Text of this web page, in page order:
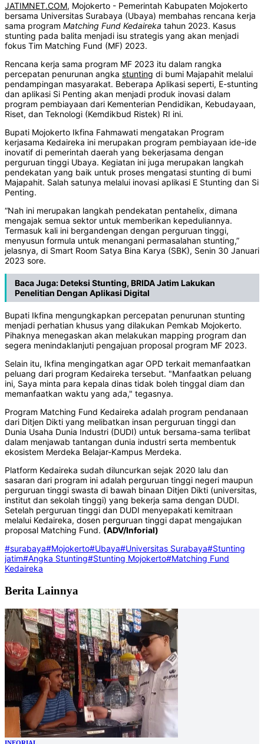
JATIMNET.COM, Mojokerto - Pemerintah Kabupaten Mojokerto
bersama Universitas Surabaya (Ubaya) membahas rencana kerja
sama program Matching Fund Kedaireka tahun 2023. Kasus
stunting pada balita menjadi isu strategis yang akan menjadi
fokus Tim Matching Fund (MF) 2023.
Rencana kerja sama program MF 2023 itu dalam rangka
percepatan penurunan angka stunting di bumi Majapahit melalui
pendampingan masyarakat. Beberapa Aplikasi seperti, E-stunting
dan aplikasi Si Penting akan menjadi produk inovasi dalam
program pembiayaan dari Kementerian Pendidikan, Kebudayaan,
Riset, dan Teknologi (Kemdikbud Ristek) RI ini.
Bupati Mojokerto Ikfina Fahmawati mengatakan Program
kerjasama Kedaireka ini merupakan program pembiayaan ide-ide
inovatif di pemerintah daerah yang bekerjasama dengan
perguruan tinggi Ubaya. Kegiatan ini juga merupakan langkah
pendekatan yang baik untuk proses mengatasi stunting di bumi
Majapahit. Salah satunya melalui inovasi aplikasi E Stunting dan Si
Penting.
“Nah ini merupakan langkah pendekatan pentahelix, dimana
mengajak semua sektor untuk memberikan kepeduliannya.
Termasuk kali ini bergandengan dengan perguruan tinggi,
menyusun formula untuk menangani permasalahan stunting,”
jelasnya, di Smart Room Satya Bina Karya (SBK), Senin 30 Januari
2023 sore.
Baca Juga:Deteksi Stunting, BRIDA Jatim Lakukan
Penelitian Dengan Aplikasi Digital
Bupati Ikfina mengungkapkan percepatan penurunan stunting
menjadi perhatian khusus yang dilakukan Pemkab Mojokerto.
Pihaknya menegaskan akan melakukan mapping program dan
segera menindaklanjuti pengajuan proposal program MF 2023.
Selain itu, Ikfina mengingatkan agar OPD terkait memanfaatkan
peluang dari program Kedaireka tersebut. "Manfaatkan peluang
ini, Saya minta para kepala dinas tidak boleh tinggal diam dan
memanfaatkan waktu yang ada," tegasnya.
Program Matching Fund Kedaireka adalah program pendanaan
dari Ditjen Dikti yang melibatkan insan perguruan tinggi dan
Dunia Usaha Dunia Industri (DUDI) untuk bersama-sama terlibat
dalam menjawab tantangan dunia industri serta membentuk
ekosistem Merdeka Belajar-Kampus Merdeka.
Platform Kedaireka sudah diluncurkan sejak 2020 lalu dan
sasaran dari program ini adalah perguruan tinggi negeri maupun
perguruan tinggi swasta di bawah binaan Ditjen Dikti (universitas,
institut dan sekolah tinggi) yang bekerja sama dengan DUDI.
Setelah perguruan tinggi dan DUDI menyepakati kemitraan
melalui Kedaireka, dosen perguruan tinggi dapat mengajukan
proposal Matching Fund. (ADV/Inforial)
#surabaya#Mojokerto#Ubaya#Universitas Surabaya#Stunting
jatim#Angka Stunting#Stunting Mojokerto#Matching Fund
Kedaireka
Berita Lainnya